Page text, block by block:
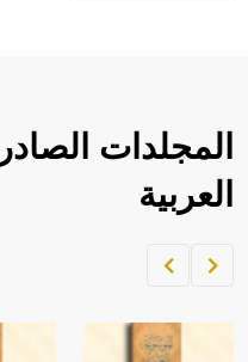
المجلدات
العربية